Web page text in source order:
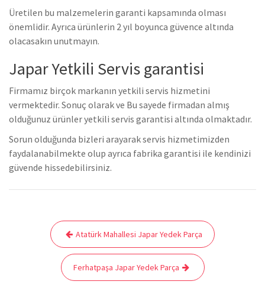
Üretilen bu malzemelerin garanti kapsamında olması
önemlidir. Ayrıca ürünlerin 2 yıl boyunca güvence altında
olacasakın unutmayın.
Japar Yetkili Servis garantisi
Firmamız birçok markanın yetkili servis hizmetini
vermektedir. Sonuç olarak ve Bu sayede firmadan almış
olduğunuz ürünler yetkili servis garantisi altında olmaktadır.
Sorun olduğunda bizleri arayarak servis hizmetimizden
faydalanabilmekte olup ayrıca fabrika garantisi ile kendinizi
güvende hissedebilirsiniz.
gezinmesi
Atatürk Mahallesi Japar Yedek Parça
Ferhatpaşa Japar Yedek Parça